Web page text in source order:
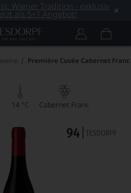
Wiener Tradition - exklusiv
als 5+1 Angebot!
Première Cuvée Cabernet Franc
14 °C Cabernet Franc